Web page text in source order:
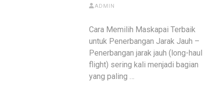
ADMIN
Cara Memilih Maskapai Terbaik
untuk Penerbangan Jarak Jauh –
Penerbangan jarak jauh (long-haul
flight) sering kali menjadi bagian
yang paling …